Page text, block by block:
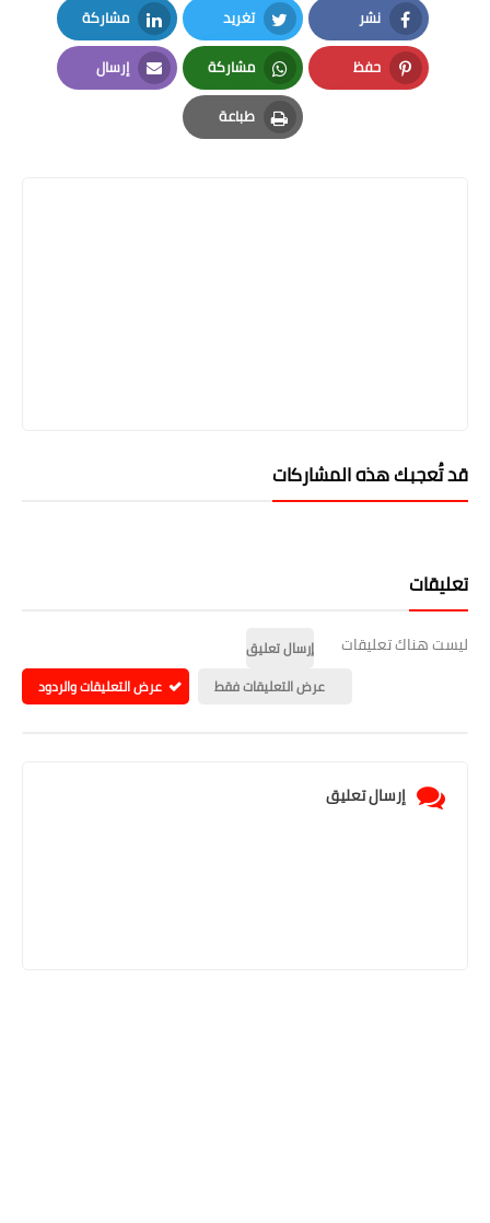
نشر
Facebook
تغريد
Twitter
مشاركة
LinkedIn
حفظ
Pinterest
مشاركة
Whatsapp
إرسال
Email
طباعة
Print
قد تُعجبك هذه المشاركات
تعليقات
ليست هناك تعليقات
إرسال تعليق
عرض التعليقات فقط
عرض التعليقات والردود
إرسال تعليق